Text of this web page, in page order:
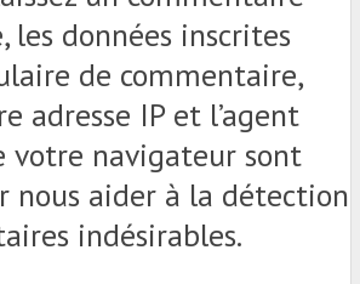
les données inscrites
de commentaire,
adresse IP et l’agent
votre navigateur sont
nous aider à la détection
indésirables.